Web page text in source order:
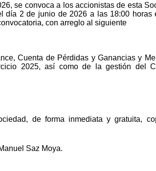
se convoca a los accionistas de esta
día 2 de junio de 2026 a las 18:00 horas
con arreglo al siguiente
Cuenta de Pérdidas y Ganancias y
2025, así como de la gestión del
de forma inmediata y gratuita,
Saz Moya.